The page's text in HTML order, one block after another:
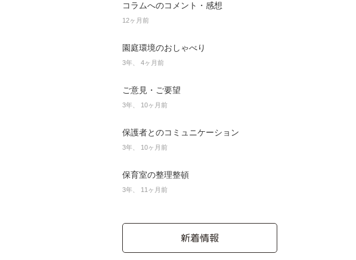
コラムへのコメント・感想
12ヶ月前
園庭環境のおしゃべり
3年、 4ヶ月前
ご意見・ご要望
3年、 10ヶ月前
保護者とのコミュニケーション
3年、 10ヶ月前
保育室の整理整頓
3年、 11ヶ月前
新着情報